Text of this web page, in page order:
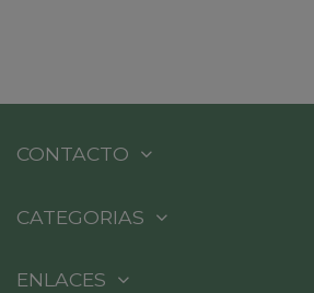
CONTACTO
CATEGORIAS
ENLACES